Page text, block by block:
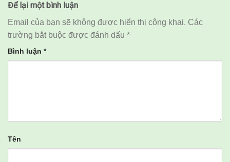
Để lại một bình luận
Email của bạn sẽ không được hiển thị công khai. Các
trường bắt buộc được đánh dấu *
Bình luận *
Tên